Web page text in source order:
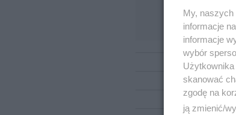
My, naszych
informacje
informacje
wybór
skanować
zgodę na
ją zmienić/